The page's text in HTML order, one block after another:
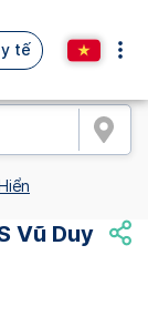
y tế
Vũ Duy